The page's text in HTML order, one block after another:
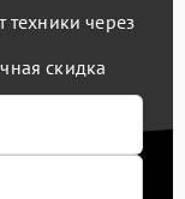
через
скидка